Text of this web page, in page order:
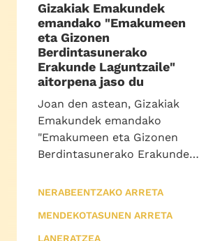
Gizakiak Emakundek
emandako "Emakumeen
eta Gizonen
Berdintasunerako
Erakunde Laguntzaile"
aitorpena jaso du
Joan den astean, Gizakiak
Emakundek emandako
"Emakumeen eta Gizonen
Berdintasunerako Erakunde…
NERABEENTZAKO ARRETA
MENDEKOTASUNEN ARRETA
LANERATZEA